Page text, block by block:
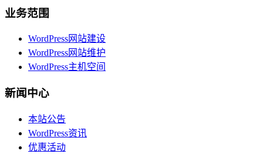
业务范围
WordPress网站建设
WordPress网站维护
WordPress主机空间
新闻中心
本站公告
WordPress资讯
优惠活动